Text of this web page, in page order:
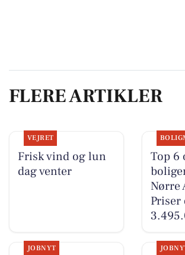
FLERE ARTIKLER
VEJRET
Frisk vind og lun
dag venter
Top 6
Nørre
JOBNYT